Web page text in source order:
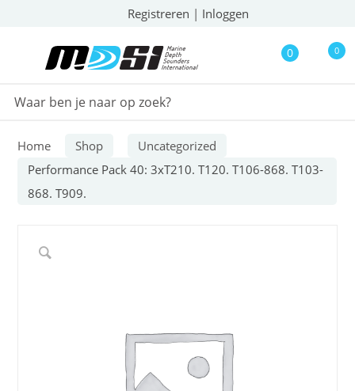
Registreren | Inloggen
0 0
Home Shop
Uncategorized
Performance Pack 40: 3xT210. T120. T106-868. T103-
868. T909.